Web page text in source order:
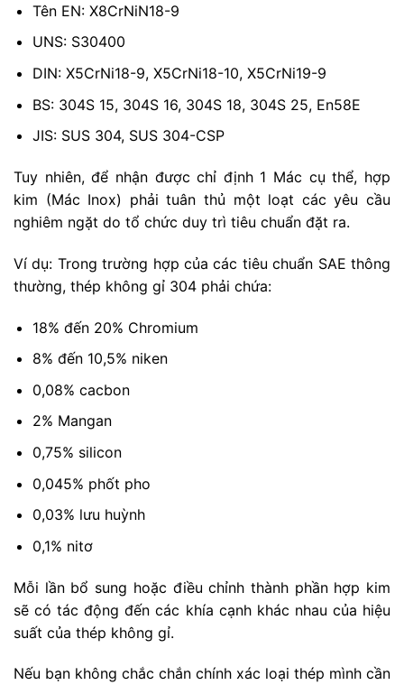
Tên EN: X8CrNiN18-9
UNS: S30400
DIN: X5CrNi18-9, X5CrNi18-10, X5CrNi19-9
BS: 304S 15, 304S 16, 304S 18, 304S 25, En58E
JIS: SUS 304, SUS 304-CSP
Tuy nhiên, để nhận được chỉ định 1 Mác cụ thể, hợp
kim (Mác Inox) phải tuân thủ một loạt các yêu cầu
nghiêm ngặt do tổ chức duy trì tiêu chuẩn đặt ra.
Ví dụ: Trong trường hợp của các tiêu chuẩn SAE thông
thường, thép không gỉ 304 phải chứa:
18% đến 20% Chromium
8% đến 10,5% niken
0,08% cacbon
2% Mangan
0,75% silicon
0,045% phốt pho
0,03% lưu huỳnh
0,1% nitơ
Mỗi lần bổ sung hoặc điều chỉnh thành phần hợp kim
sẽ có tác động đến các khía cạnh khác nhau của hiệu
suất của thép không gỉ.
Nếu bạn không chắc chắn chính xác loại thép mình cần